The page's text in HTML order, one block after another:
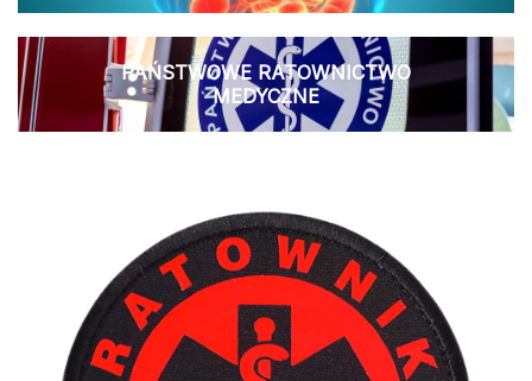
PAŃSTWOWE RATOWNICTWO
MEDYCZNE